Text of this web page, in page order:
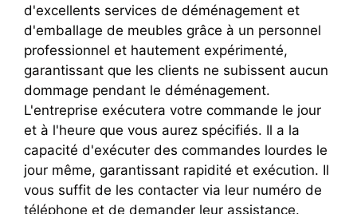
d'excellents services de déménagement et
d'emballage de meubles grâce à un personnel
professionnel et hautement expérimenté,
garantissant que les clients ne subissent aucun
dommage pendant le déménagement.
L'entreprise exécutera votre commande le jour
et à l'heure que vous aurez spécifiés. Il a la
capacité d'exécuter des commandes lourdes le
jour même, garantissant rapidité et exécution. Il
vous suffit de les contacter via leur numéro de
téléphone et de demander leur assistance.